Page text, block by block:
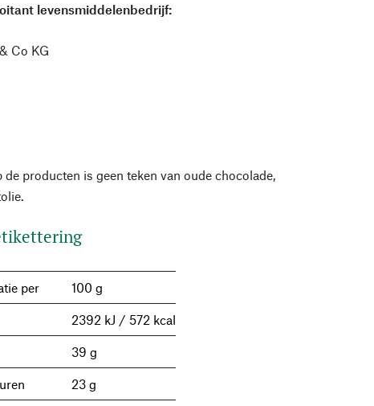
levensmiddelenbedrijf:
Co KG
producten is geen teken van oude chocolade,
per 100 g
2392 kJ / 572 kcal
39 g
23 g